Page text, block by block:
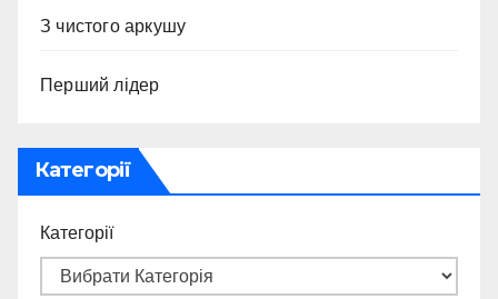
З чистого аркушу
Перший лідер
Категорії
Категорії